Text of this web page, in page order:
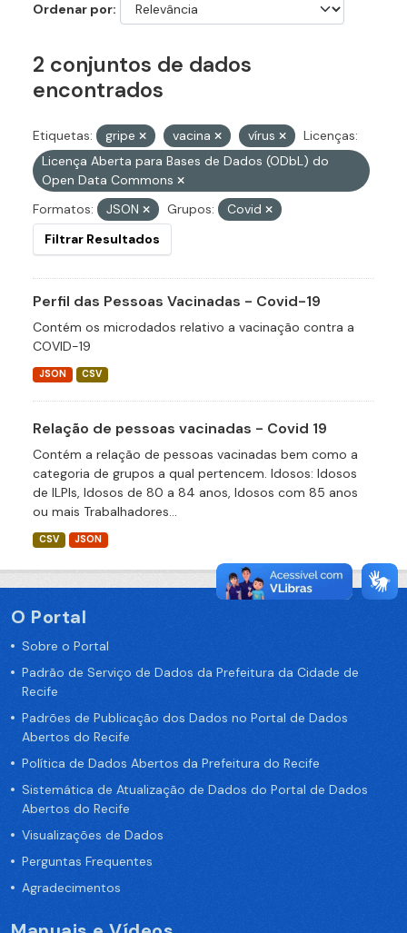
Ordenar por
2 conjuntos de dados
encontrados
Etiquetas: gripe vacina vírus
Licenças:
Licença Aberta para Bases de Dados (ODbL) do
Open Data Commons
Formatos:
JSON Grupos:
Covid
Filtrar Resultados
Perfil das Pessoas Vacinadas - Covid-19
Contém os microdados relativo a vacinação contra a
COVID-19
JSON CSV
Relação de pessoas vacinadas - Covid 19
Contém a relação de pessoas vacinadas bem como a
categoria de grupos a qual pertencem. Idosos: Idosos
de ILPIs, Idosos de 80 a 84 anos, Idosos com 85 anos
ou mais Trabalhadores...
CSV JSON
O Portal
Sobre o Portal
Padrão de Serviço de Dados da Prefeitura da Cidade de
Recife
Padrões de Publicação dos Dados no Portal de Dados
Abertos do Recife
Política de Dados Abertos da Prefeitura do Recife
Sistemática de Atualização de Dados do Portal de Dados
Abertos do Recife
Visualizações de Dados
Perguntas Frequentes
Agradecimentos